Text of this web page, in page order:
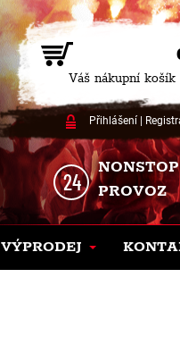
Váš nákupní košík
Přihlášení|
NONSTOP
PROVOZ
VÝPRODEJ